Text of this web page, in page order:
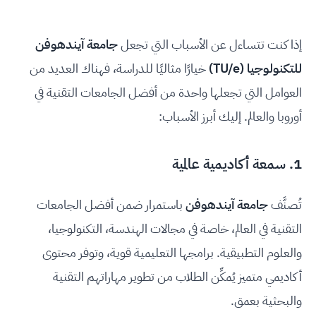
إذا كنت تتساءل عن الأسباب التي تجعلجامعة آيندهوفن
للتكنولوجيا (TU/e)
خيارًا مثاليًا للدراسة، فهناك العديد من
العوامل التي تجعلها واحدة من أفضل الجامعات التقنية في
أوروبا والعالم. إليك أبرز الأسباب:
1. سمعة أكاديمية عالمية
تُصنَّفجامعة آيندهوفنباستمرار ضمن أفضل الجامعات
التقنية في العالم، خاصة في مجالات الهندسة، التكنولوجيا،
والعلوم التطبيقية. برامجها التعليمية قوية، وتوفر محتوى
أكاديمي متميز يُمكِّن الطلاب من تطوير مهاراتهم التقنية
والبحثية بعمق.